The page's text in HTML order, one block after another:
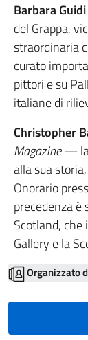
Barbara Guidi
del Grappa,
straordinaria
curato
pittori e su
italiane di
Christopher
Magazine— la
alla sua
Onorario
precedenza
Scotland,
Gallery e la
Organizzato